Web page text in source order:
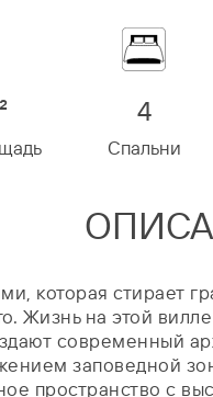
4
Спальни
которая
Жизнь на этой
современный
заповедной
пространство с